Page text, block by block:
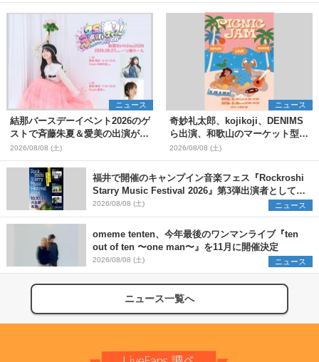
ニュース
結那バースデーイベント2026のゲ
ストで斉藤朱夏＆愛美の出演が決
定
2026/08/08 (土)
ニュース
奇妙礼太郎、kojikoji、DENIMS
ら出演、和歌山のマーケット型野
外イベント『PICNIC JAM
2026』早割チケット発売開始
2026/08/08 (土)
福井で開催のキャンプイン音楽フェス『Rockroshi
Starry Music Festival 2026』第3弾出演者として
SCOOBIE DO、かりゆし58、Reiを発表
2026/08/08 (土) ニュース
omeme tenten、今年最後のワンマンライブ『ten
out of ten 〜one man〜』を11月に開催決定
2026/08/08 (土) ニュース
ニュース一覧へ